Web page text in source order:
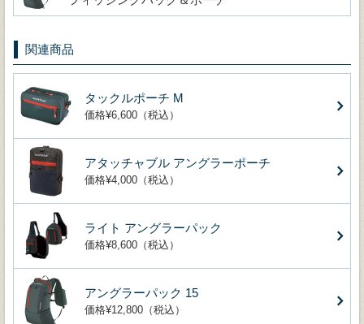
関連商品
タックルポーチ M
価格¥6,600（税込）
アタッチャブル アングラーポーチ
価格¥4,000（税込）
ライト アングラーパック
価格¥8,600（税込）
アングラーパック 15
価格¥12,800（税込）